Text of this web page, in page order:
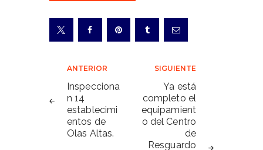
Navegación
de
entradas
ANTERIOR
Inspecciona
n 14
establecimi
entos de
Olas Altas.
SIGUIENTE
Ya está
completo el
equipamient
o del Centro
de
Resguardo